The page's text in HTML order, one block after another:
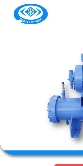
PRODUKTY
WYCIECZKA
Refrigeration
Engineering